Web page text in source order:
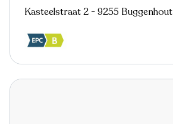
Kasteelstraat 2 - 9255 Buggenhout